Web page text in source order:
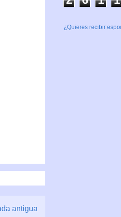
antigua
¿Quieres recibir